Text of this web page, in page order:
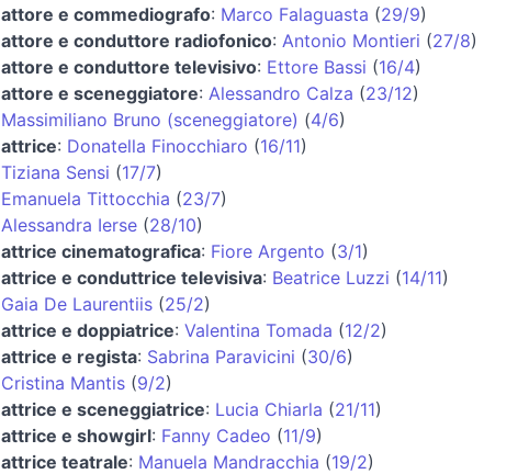
attore e commediografo: Marco Falaguasta (29/9)
attore e conduttore radiofonico: Antonio Montieri (27/8)
attore e conduttore televisivo: Ettore Bassi (16/4)
attore e sceneggiatore: Alessandro Calza (23/12)
Massimiliano Bruno (sceneggiatore) (4/6)
attrice: Donatella Finocchiaro (16/11)
Tiziana Sensi (17/7)
Emanuela Tittocchia (23/7)
Alessandra Ierse(28/10)
attrice cinematografica: Fiore Argento (3/1)
attrice e conduttrice televisiva: Beatrice Luzzi (14/11)
Gaia De Laurentiis(25/2)
attrice e doppiatrice: Valentina Tomada (12/2)
attrice e regista: Sabrina Paravicini (30/6)
Cristina Mantis(9/2)
attrice e sceneggiatrice: Lucia Chiarla (21/11)
attrice e showgirl: Fanny Cadeo (11/9)
attrice teatrale: Manuela Mandracchia (19/2)